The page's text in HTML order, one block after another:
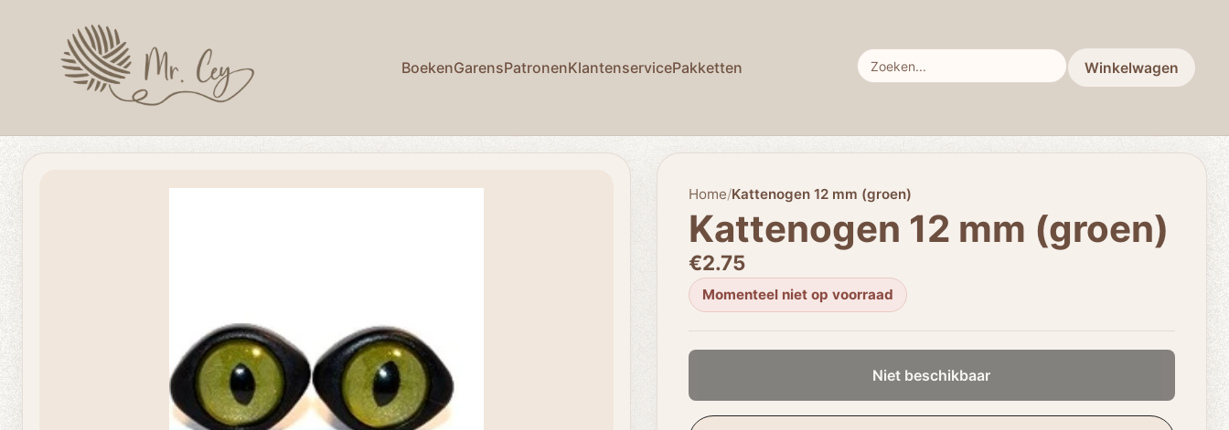
BoekenGarensPatronenKlantenservicePakketten Winkelwagen
Home/Kattenogen 12 mm (groen)
Kattenogen 12 mm (groen)
€2.75
Momenteel niet op voorraad
Niet beschikbaar